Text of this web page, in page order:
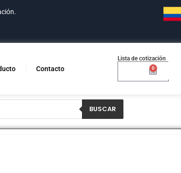
Contacto
Lista de cotización
0
BUSCAR